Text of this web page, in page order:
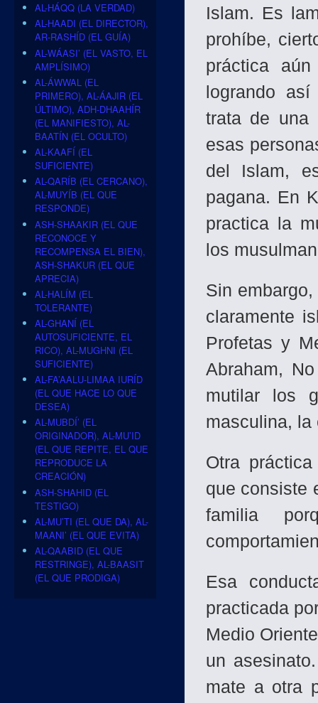
Islam. Es
prohíbe,
práctica
logrando
trata de una
esas
del Islam,
pagana. En
practica la
los
Sin
cla­ramente
Profetas y
Abraham,
mutilar los
masculina, la
Otra
que consiste
familia
Esa
practicada
Medio
un
mate a otra
AL-HÁQQ (LA VERDAD)
AL-HAADI (EL DIRECTOR),
AR-RASHÍD (EL GUÍA)
AL-WÁASI’ (EL VASTO, EL
AMPLÍSIMO)
AL-ÁWWAL (EL
PRIMERO), AL-ÁAJIR (EL
ÚLTIMO), ADH-DHAAHÍR
(EL MANIFIESTO), AL-
BAATÍN (EL OCULTO)
AL-KAAFÍ (EL
SUFICIENTE)
AL-QARÍB (EL CERCANO),
AL-MUYÍB (EL QUE
RESPONDE)
ASH-SHAAKIR (EL QUE
RECONOCE Y
RECOMPENSA EL BIEN),
ASH-SHAKUR (EL QUE
APRECIA)
AL-HALÍM (EL
TOLERANTE)
AL-GHANÍ (EL
AUTOSUFICIENTE, EL
RICO), AL-MUGHNI (EL
SUFICIENTE)
AL-FA’AALU-LIMAA IURÍD
(EL QUE HACE LO QUE
DESEA)
AL-MUBDÍ’ (EL
ORIGINADOR), AL-MU’ID
(EL QUE REPITE, EL QUE
REPRODUCE LA
CREACIÓN)
ASH-SHAHID (EL
TESTIGO)
AL-MU’TI (EL QUE DA), AL-
MAANI’ (EL QUE EVITA)
AL-QAABID (EL QUE
RESTRINGE), AL-BAASIT
(EL QUE PRODIGA)